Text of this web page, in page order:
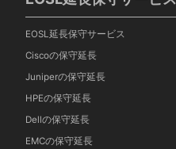
EOSL延長保守サービス
Ciscoの保守延長
Juniperの保守延長
HPEの保守延長
Dellの保守延長
EMCの保守延長